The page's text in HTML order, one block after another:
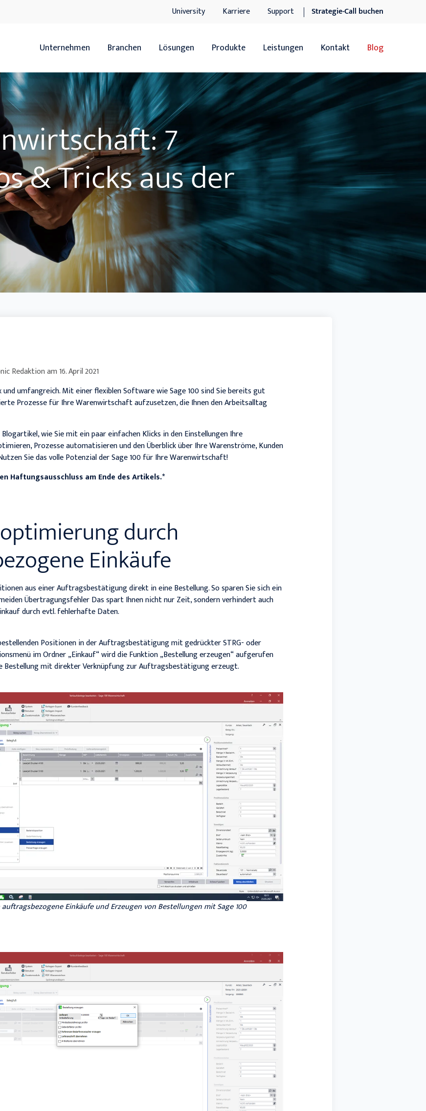
University Karriere Support Strategie-Call buchen
Unternehmen Branchen
Übersicht
Handel
Servicedienstleister
Hersteller
Handwerk
Lösungen
Übersicht
ERP
HR
xRM
DMS
IT-Lösungen
Handwerk
Produkte
Übersicht
Sage 100
Sage 100 Add-ons
Sage xRM
DocuWare DMS
DocuWare DMS Add-ons
Docuware connect to Sage 100
SMART BI
Leistungen
Übersicht
Software-Dienstleistungen
IT-Dienstleistungen
Support
Kontakt Blog
7
& Tricks aus der
Redaktionam16. April 2021
umfangreich. Mit einer flexiblen Software wie Sage 100 sind Sie bereits gut
Prozesse für Ihre Warenwirtschaft aufzusetzen, die Ihnen den Arbeitsalltag
wie Sie mit ein paar einfachen Klicks in den Einstellungen Ihre
Prozesse automatisieren und den Überblick über Ihre Warenströme, Kunden
Sie das volle Potenzial der Sage 100 für Ihre Warenwirtschaft!
Haftungsausschluss am Ende des Artikels.*
durch
Einkäufe
aus einer Auftragsbestätigung direkt in eine Bestellung. So sparen Sie sich ein
Übertragungsfehler Das spart Ihnen nicht nur Zeit, sondern verhindert auch
durch evtl. fehlerhafte Daten.
Positionen in der Auftragsbestätigung mit gedrückter STRG- oder
im Ordner „Einkauf“ wird die Funktion „Bestellung erzeugen“ aufgerufen
Bestellung mit direkter Verknüpfung zur Auftragsbestätigung erzeugt.
Einkäufe und Erzeugen von Bestellungen mit Sage 100